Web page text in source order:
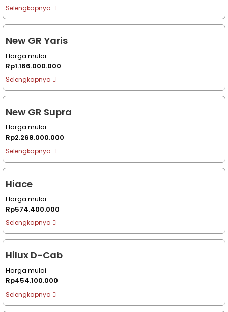
Selengkapnya
New GR Yaris
Harga mulai
Rp1.166.000.000
Selengkapnya
New GR Supra
Harga mulai
Rp2.268.000.000
Selengkapnya
Hiace
Harga mulai
Rp574.400.000
Selengkapnya
Hilux D-Cab
Harga mulai
Rp454.100.000
Selengkapnya